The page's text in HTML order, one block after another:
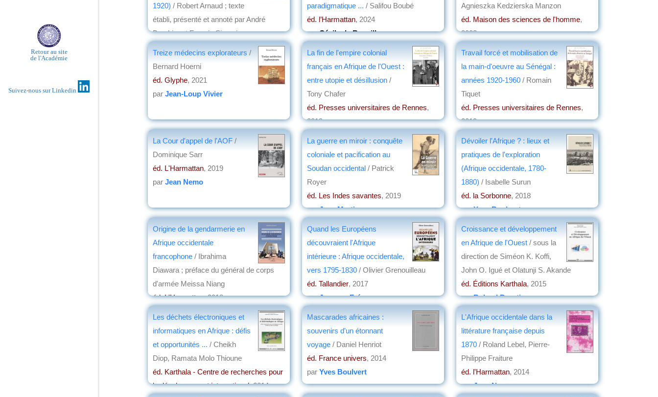
Retour au site
de l'Académie
Suivez-nous sur Linkedin
1920) / Robert Arnaud ; texte
établi, présenté et annoté par André
Brochier et Francis Simonis
paradigmatique ... / Salifou Boubé
éd. l’Harmattan, 2024
parCécile de Rouville
Agnieszka Kedzierska Manzon
éd. Maison des sciences de l'homme,
2023
Treize médecins explorateurs /
Bernard Hoerni
éd. Glyphe, 2021
par Jean-Loup Vivier
La fin de l'empire colonial
français en Afrique de l'Ouest :
entre utopie et désillusion /
Tony Chafer
éd. Presses universitaires de Rennes,
2019
Travail forcé et mobilisation de
la main-d'oeuvre au Sénégal :
années 1920-1960 / Romain
Tiquet
éd. Presses universitaires de Rennes,
2019
La Cour d'appel de l'AOF /
Dominique Sarr
éd. L'Harmattan, 2019
par Jean Nemo
La guerre en miroir : conquête
coloniale et pacification au
Soudan occidental / Patrick
Royer
éd. Les Indes savantes, 2019
parJean Martin
Dévoiler l'Afrique ? : lieux et
pratiques de l'exploration
(Afrique occidentale, 1780-
1880) / Isabelle Surun
éd. la Sorbonne, 2018
parYves Boulvert
Origine de la gendarmerie en
Afrique occidentale
francophone / Ibrahima
Diawara ; préface du général de corps
d'armée Meissa Niang
éd. L'Harmattan, 2018
Quand les Européens
découvraient l'Afrique
intérieure : Afrique occidentale,
vers 1795-1830 / Olivier Grenouilleau
éd. Tallandier, 2017
parJacques Frémeaux
Croissance et développement
en Afrique de l'Ouest / sous la
direction de Siméon K. Koffi,
John O. Igué et Olatunji S. Akande
éd. Éditions Karthala, 2015
parRoland Pourtier
Les déchets électroniques et
informatiques en Afrique : défis
et opportunités ... / Cheikh
Diop, Ramata Molo Thioune
éd. Karthala - Centre de recherches pour
le développement international, 2014
Mascarades africaines :
souvenirs d'un étonnant
voyage / Daniel Henriot
éd. France univers, 2014
par Yves Boulvert
L'Afrique occidentale dans la
littérature française depuis
1870 / Roland Lebel, Pierre-
Philippe Fraiture
éd. l'Harmattan, 2014
parJean Nemo